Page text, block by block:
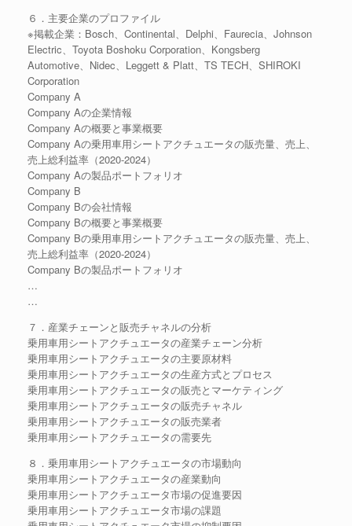
６．主要企業のプロファイル
※掲載企業：Bosch、Continental、Delphi、Faurecia、Johnson
Electric、Toyota Boshoku Corporation、Kongsberg
Automotive、Nidec、Leggett & Platt、TS TECH、SHIROKI
Corporation
Company A
Company Aの企業情報
Company Aの概要と事業概要
Company Aの乗用車用シートアクチュエータの販売量、売上、
売上総利益率（2020-2024）
Company Aの製品ポートフォリオ
Company B
Company Bの会社情報
Company Bの概要と事業概要
Company Bの乗用車用シートアクチュエータの販売量、売上、
売上総利益率（2020-2024）
Company Bの製品ポートフォリオ
…
…
７．産業チェーンと販売チャネルの分析
乗用車用シートアクチュエータの産業チェーン分析
乗用車用シートアクチュエータの主要原材料
乗用車用シートアクチュエータの生産方式とプロセス
乗用車用シートアクチュエータの販売とマーケティング
乗用車用シートアクチュエータの販売チャネル
乗用車用シートアクチュエータの販売業者
乗用車用シートアクチュエータの需要先
８．乗用車用シートアクチュエータの市場動向
乗用車用シートアクチュエータの産業動向
乗用車用シートアクチュエータ市場の促進要因
乗用車用シートアクチュエータ市場の課題